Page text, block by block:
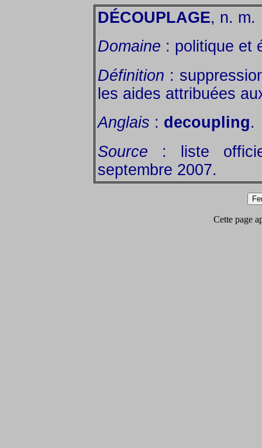
DÉCOUPLAGE, n. m.
Domaine : politique et
Définition :
les aides attribuées
Anglais : decoupling.
Source : liste
septembre 2007.
Cette page